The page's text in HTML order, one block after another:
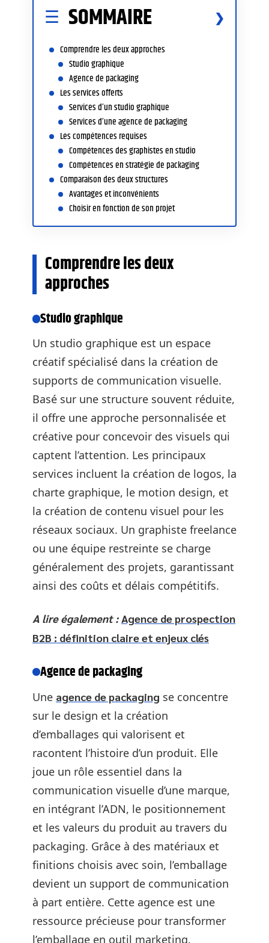
SOMMAIRE
Comprendre les deux approches
Studio graphique
Agence de packaging
Les services offerts
Services d’un studio graphique
Services d’une agence de packaging
Les compétences requises
Compétences des graphistes en studio
Compétences en stratégie de packaging
Comparaison des deux structures
Avantages et inconvénients
Choisir en fonction de son projet
Comprendre les deux
approches
Studio graphique
Un studio graphique est un espace
créatif spécialisé dans la création de
supports de communication visuelle.
Basé sur une structure souvent réduite,
il offre une approche personnalisée et
créative pour concevoir des visuels qui
captent l’attention. Les principaux
services incluent la création de logos, la
charte graphique, le motion design, et
la création de contenu visuel pour les
réseaux sociaux. Un graphiste freelance
ou une équipe restreinte se charge
généralement des projets, garantissant
ainsi des coûts et délais compétitifs.
A lire également : Agence de prospection
B2B : définition claire et enjeux clés
Agence de packaging
Une agence de packaging se concentre
sur le design et la création
d’emballages qui valorisent et
racontent l’histoire d’un produit. Elle
joue un rôle essentiel dans la
communication visuelle d’une marque,
en intégrant l’ADN, le positionnement
et les valeurs du produit au travers du
packaging. Grâce à des matériaux et
finitions choisis avec soin, l’emballage
devient un support de communication
à part entière. Cette agence est une
ressource précieuse pour transformer
l’emballage en outil marketing.